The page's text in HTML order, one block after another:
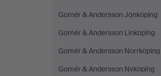
Gomér & Andersson Jönköping
Gomér & Andersson Linköping
Gomér & Andersson Norrköping
Gomér & Andersson Nyköping